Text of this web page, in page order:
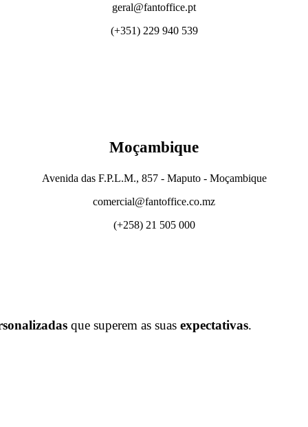
geral@fantoffice.pt
(+351) 229 940 539
Moçambique
Avenida das F.P.L.M., 857 - Maputo - Moçambique
comercial@fantoffice.co.mz
(+258) 21 505 000
que superem as suas expectativas.